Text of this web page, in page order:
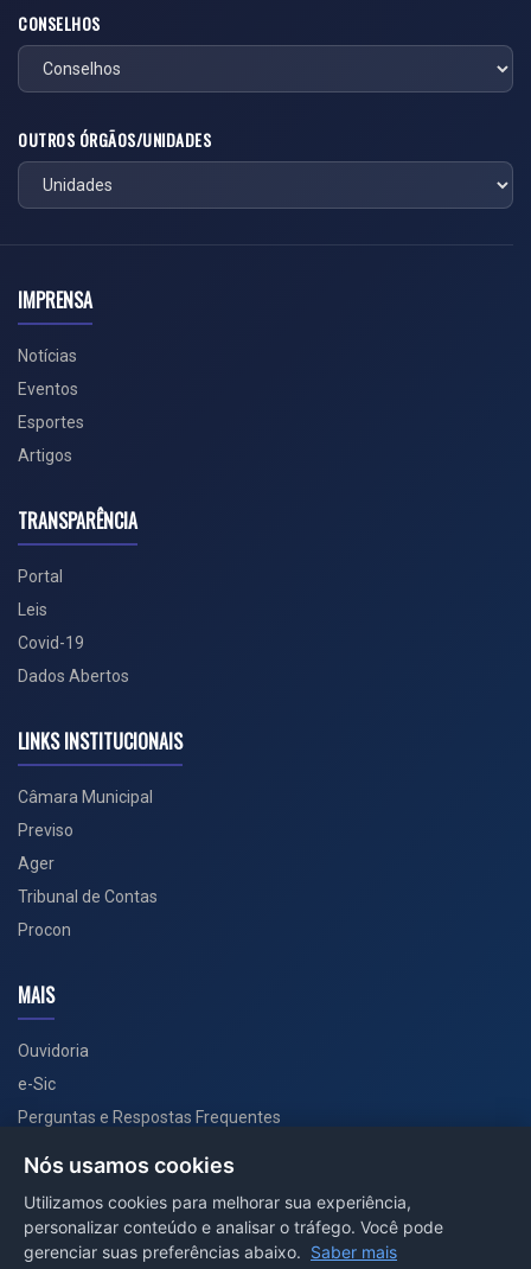
CONSELHOS
OUTROS ÓRGÃOS/UNIDADES
IMPRENSA
Notícias
Eventos
Esportes
Artigos
TRANSPARÊNCIA
Portal
Leis
Covid-19
Dados Abertos
LINKS INSTITUCIONAIS
Câmara Municipal
Previso
Ager
Tribunal de Contas
Procon
MAIS
Ouvidoria
e-Sic
Perguntas e Respostas Frequentes
PORTAL COVID-19
Nós usamos cookies
Utilizamos cookies para melhorar sua experiência,
personalizar conteúdo e analisar o tráfego. Você pode
gerenciar suas preferências abaixo. Saber mais